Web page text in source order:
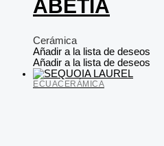
ABETIA
Cerámica
Añadir a la lista de deseos
Añadir a la lista de deseos
ECUACERÁMICA